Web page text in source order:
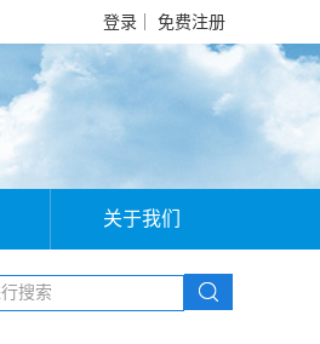
登录 免费注册
关于我们